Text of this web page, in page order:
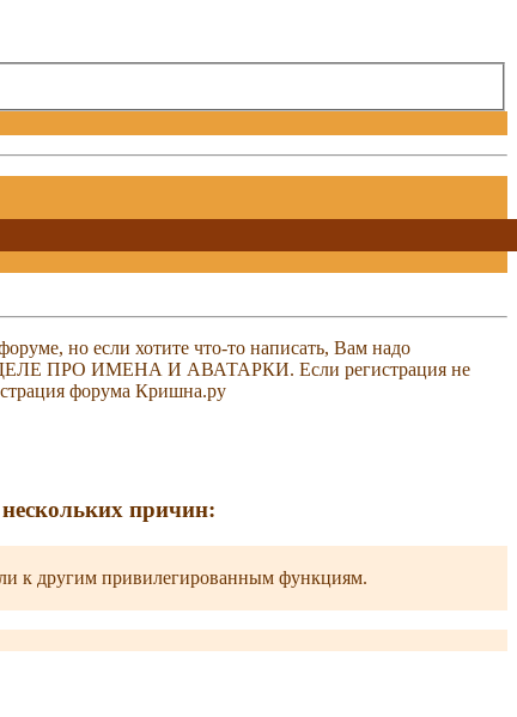
но если хотите что-то написать, Вам надо
ПРО ИМЕНА И АВАТАРКИ. Если регистрация не
форума Кришна.ру
причин:
к другим привилегированным функциям.